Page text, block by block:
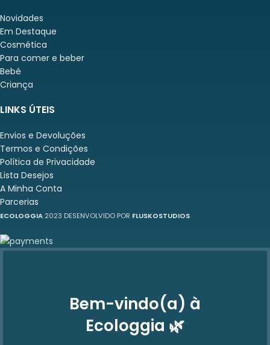
Novidades
Em Destaque
Cosmética
Para comer e beber
Bebé
Criança
LINKS ÚTEIS
Envios e Devoluções
Termos e Condições
Política de Privacidade
Lista Desejos
A Minha Conta
Parcerias
ECOLOGGIA 2023 DESENVOLVIDO POR FLUSKOSTUDIOS
Bem-vindo(a) à
Ecologgia 🌿